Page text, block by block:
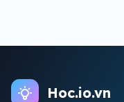
Hoc.io.vn